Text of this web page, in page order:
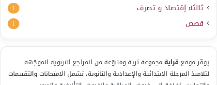
ثالثة إقتصاد و تصرف 1
قصص 1
يوفّر موقع قرايةمجموعة ثرية ومتنوّعة من المراجع التربوية الموجّهة
لتلاميذ المرحلة الابتدائية والإعدادية والثانوية، تشمل الامتحانات والتقييمات